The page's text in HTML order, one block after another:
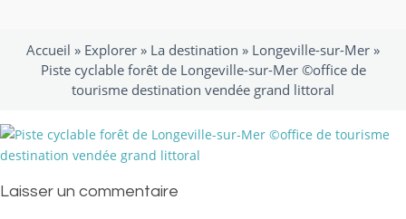
Accueil » Explorer » La destination » Longeville-sur-Mer »
Piste cyclable forêt de Longeville-sur-Mer ©office de
tourisme destination vendée grand littoral
Laisser un commentaire